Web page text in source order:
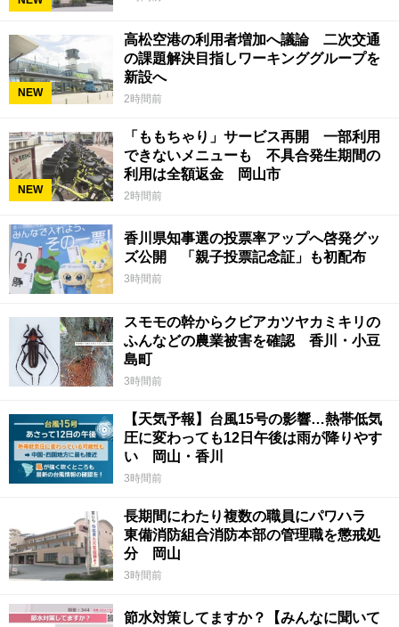
NEW
高松空港の利用者増加へ議論 二次交通
の課題解決目指しワーキンググループを
新設へ
2時間前
NEW
「ももちゃり」サービス再開 一部利用
できないメニューも 不具合発生期間の
利用は全額返金 岡山市
2時間前
香川県知事選の投票率アップへ啓発グッ
ズ公開 「親子投票記念証」も初配布
3時間前
スモモの幹からクビアカツヤカミキリの
ふんなどの農業被害を確認 香川・小豆
島町
3時間前
【天気予報】台風15号の影響…熱帯低気
圧に変わっても12日午後は雨が降りやす
い 岡山・香川
3時間前
長期間にわたり複数の職員にパワハラ
東備消防組合消防本部の管理職を懲戒処
分 岡山
3時間前
節水対策してますか？【みんなに聞いて